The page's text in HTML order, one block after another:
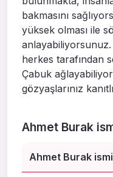
bakmasını
yüksek olması ile
anlayabiliyorsunuz.
herkes tarafından
Çabuk
gözyaşlarınız
Ahmet Burak
Ahmet Burak